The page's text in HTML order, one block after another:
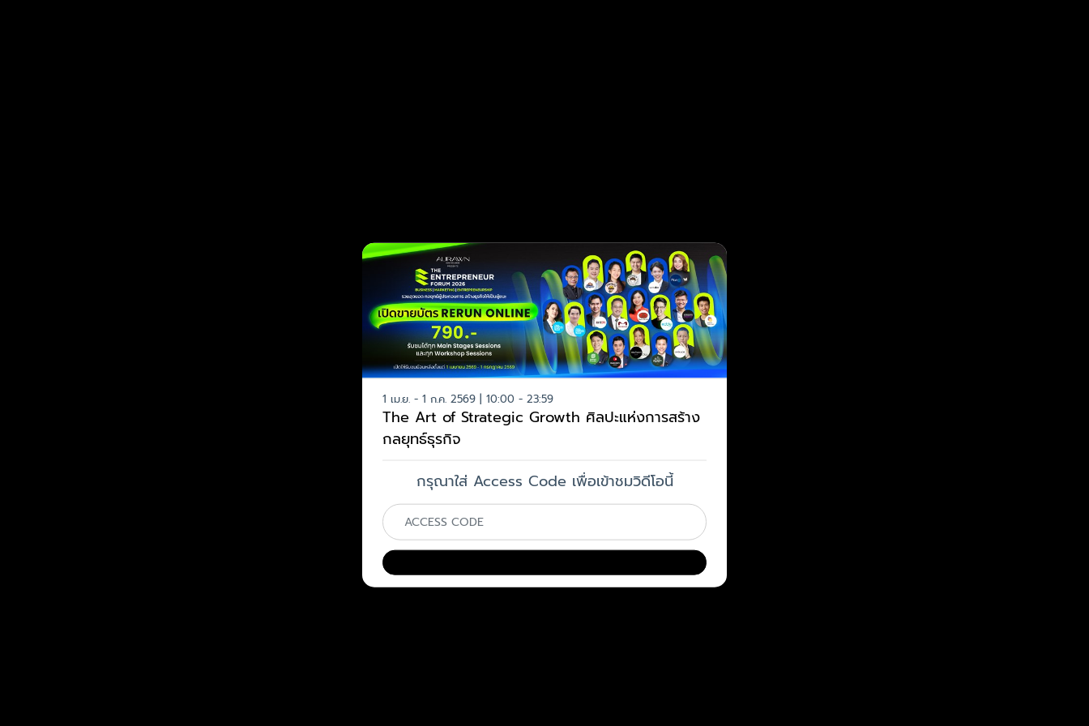
1 เม.ย. - 1 ก.ค. 2569 | 10:00 - 23:59
The Art of Strategic Growth ศิลปะแห่งการสร้าง
กลยุทธ์ธุรกิจ
กรุณาใส่ Access Code เพื่อเข้าชมวิดีโอนี้